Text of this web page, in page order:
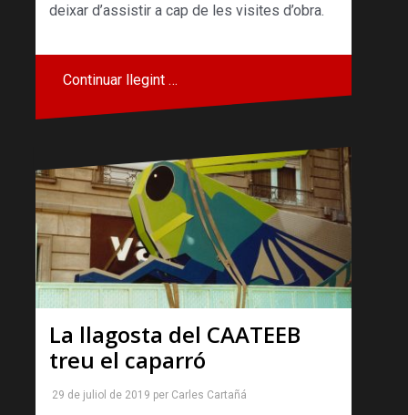
deixar d’assistir a cap de les visites d’obra.
Continuar llegint …
La llagosta del CAATEEB
treu el caparró
29 de juliol de 2019 per Carles Cartañá